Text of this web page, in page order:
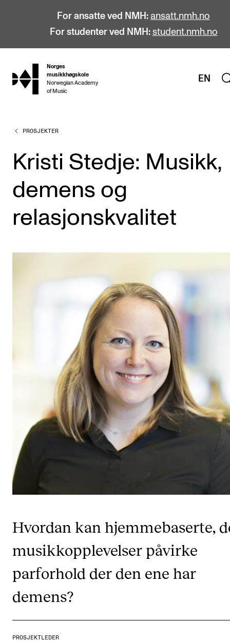
For ansatte ved NMH: ansatt.nmh.no
For studenter ved NMH: student.nmh.no
hjem
Norges
musikkhøgskole
Norwegian Academy
of Music
EN
STUDIER
Alle studier
Bachelor
Master
Doktorgrad
Årsstudium og videreutdanning
Studentutvalet SUT (student.nmh.no)
FORSKNING
CERM
CREMAH
NordART
Publikasjoner
INTERNASJONALT
Utveksling
Internasjonal strategi
PROSJEKTER
Kristi Stedje: Musikk,
demens og
relasjonskvalitet
Hvordan kan hjemmebaserte,
musikkopplevelser påvirke
parforhold der den ene har
demens?
PROSJEKTLEDER